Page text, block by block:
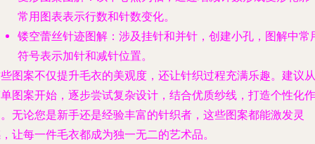
常用图表表示行数和针数变化。
镂空蕾丝针迹图解：涉及挂针和并针，创建小孔，图解中常
符号表示加针和减针位置。
图案不仅提升毛衣的美观度，还让针织过程充满乐趣。建议从
图案开始，逐步尝试复杂设计，结合优质纱线，打造个性化作
无论您是新手还是经验丰富的针织者，这些图案都能激发灵
让每一件毛衣都成为独一无二的艺术品。